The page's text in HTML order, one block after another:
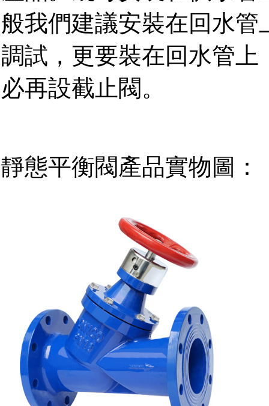
般我們建議安裝在回水
調試，更要裝在回水管
必再設截止閥。
靜態平衡閥產品實物圖：